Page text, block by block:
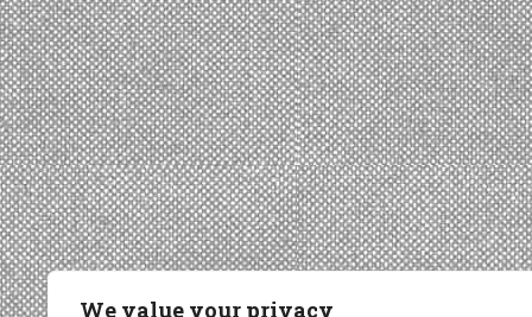
We value your privacy